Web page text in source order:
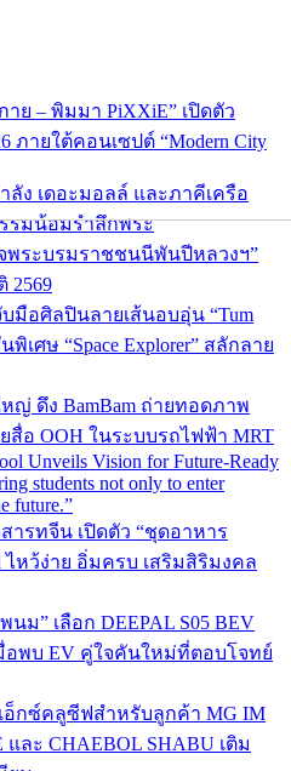
ย – พิมมา PiXXiE” เปิดตัว
ภายใต้คอนเซปต์ “Modern City
ง เดอะมอลล์ และภาคีเครือ
รมน้อมรำลึกพระ
ระบรมราชชนนีพันปีหลวงฯ”
2569
บมือศิลปินลายเส้นอบอุ่น “Tum
เศษ “Space Explorer” สลักลาย
ญ่ ดึง BamBam ถ่ายทอดภาพ
อ OOH ในระบบรถไฟฟ้า MRT
Unveils Vision for Future-Ready
students not only to enter
future.”
รทจีน เปิดตัว “ชุดอาหาร
ไหว้ง่าย อิ่มครบ เสริมสิริมงคล
ม” เลือก DEEPAL S05 BEV
อพบ EV คู่ใจคันใหม่ที่ตอบโจทย์
อ็กซ์คลูซีฟสำหรับลูกค้า MG IM
และ CHAEBOL SHABU เติม